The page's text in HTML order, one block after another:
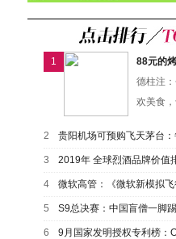
1
88元的
德柱注
欢美食
2 贵阳机场可预购飞天茅台
3 2019年 全球烈酒品牌价值
4 微软高管：《微软新模拟
5 S9总决赛：中国盲僧一脚
6 9月国家发明授权专利榜：